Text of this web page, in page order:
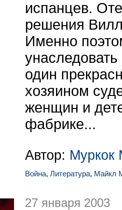
испанцев.
решения
Именно
один
хозяином
женщин и
фабрике...
Автор: Муркок
Война, Литература, Майкл
27 января 2003